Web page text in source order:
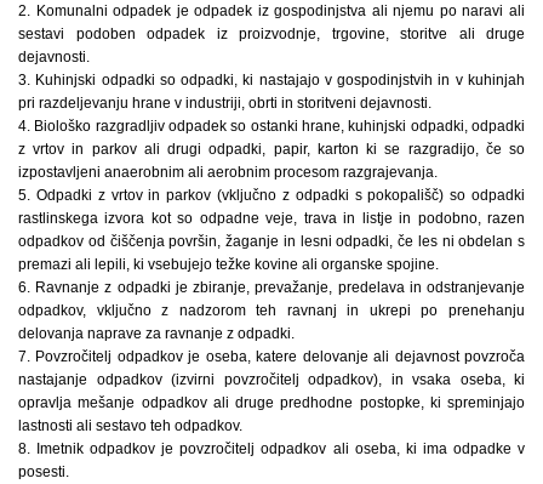
2. Komunalni odpadek je odpadek iz gospodinjstva ali njemu po naravi ali
sestavi podoben odpadek iz proizvodnje, trgovine, storitve ali druge
dejavnosti.
3. Kuhinjski odpadki so odpadki, ki nastajajo v gospodinjstvih in v kuhinjah
pri razdeljevanju hrane v industriji, obrti in storitveni dejavnosti.
4. Biološko razgradljiv odpadek so ostanki hrane, kuhinjski odpadki, odpadki
z vrtov in parkov ali drugi odpadki, papir, karton ki se razgradijo, če so
izpostavljeni anaerobnim ali aerobnim procesom razgrajevanja.
5. Odpadki z vrtov in parkov (vključno z odpadki s pokopališč) so odpadki
rastlinskega izvora kot so odpadne veje, trava in listje in podobno, razen
odpadkov od čiščenja površin, žaganje in lesni odpadki, če les ni obdelan s
premazi ali lepili, ki vsebujejo težke kovine ali organske spojine.
6. Ravnanje z odpadki je zbiranje, prevažanje, predelava in odstranjevanje
odpadkov, vključno z nadzorom teh ravnanj in ukrepi po prenehanju
delovanja naprave za ravnanje z odpadki.
7. Povzročitelj odpadkov je oseba, katere delovanje ali dejavnost povzroča
nastajanje odpadkov (izvirni povzročitelj odpadkov), in vsaka oseba, ki
opravlja mešanje odpadkov ali druge predhodne postopke, ki spreminjajo
lastnosti ali sestavo teh odpadkov.
8. Imetnik odpadkov je povzročitelj odpadkov ali oseba, ki ima odpadke v
posesti.